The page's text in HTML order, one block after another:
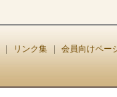
リンク集
会員向けペー